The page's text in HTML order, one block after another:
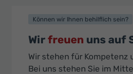
Können wir Ihnen behilflich sein?
Wirfreuen uns auf
Wir stehen für Kompetenz
Bei uns stehen Sie im